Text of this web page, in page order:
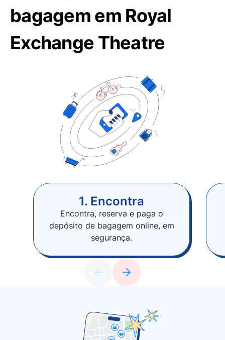
bagagem em Royal
Exchange Theatre
1. Encontra
Encontra, reserva e paga o
depósito de bagagem online, em
segurança.